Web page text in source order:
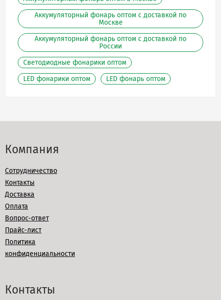
Аккумуляторный фонарь оптом с доставкой по
Москве
Аккумуляторный фонарь оптом с доставкой по
России
Светодиодные фонарики оптом
LED фонарики оптом
LED фонарь оптом
Компания
Сотрудничество
Контакты
Доставка
Оплата
Вопрос-ответ
Прайс-лист
Политика
конфиденциальности
Контакты